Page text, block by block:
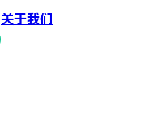
关于我们